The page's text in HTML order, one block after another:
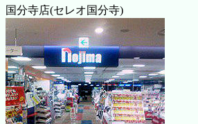
国分寺店(セレオ国分寺)